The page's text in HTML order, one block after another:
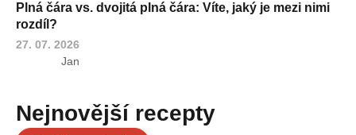
Plná čára vs. dvojitá plná čára: Víte, jaký je mezi nimi
rozdíl?
27. 07. 2026
Jan
Nejnovější recepty